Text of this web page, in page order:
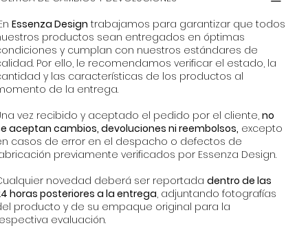
Essenza Design trabajamos para garantizar que todos
productos sean entregados en óptimas
y cumplan con nuestros estándares de
Por ello, le recomendamos verificar el estado, la
y las características de los productos al
de la entrega.
vez recibido y aceptado el pedido por el cliente, no
aceptan cambios, devoluciones ni reembolsos, excepto
casos de error en el despacho o defectos de
previamente verificados por Essenza Design.
novedad deberá ser reportada dentro de las
horas posteriores a la entrega, adjuntando fotografías
producto y de su empaque original para la
evaluación.